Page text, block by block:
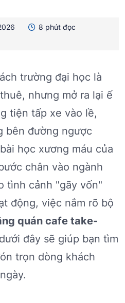
8 phút đọc
trường đại học là
nhưng mở ra lại ế
tiện tấp xe vào lề,
bên đường ngược
học xương máu của
chân vào ngành
tình cảnh "gãy vốn"
động, việc nắm rõ bộ
quán cafe take-
dưới đây sẽ giúp bạn tìm
trọn dòng khách